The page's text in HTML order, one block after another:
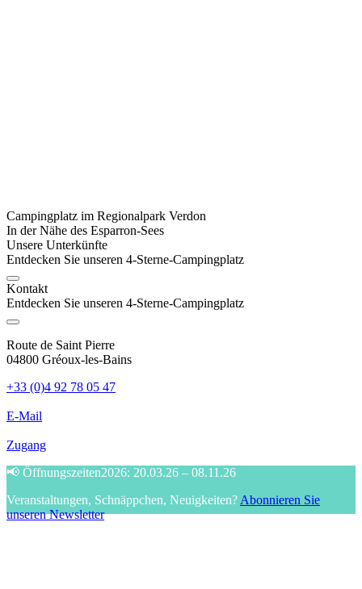
Campingplatz im Regionalpark Verdon
In der Nähe des Esparron-Sees
Unsere Unterkünfte
Entdecken Sie unseren 4-Sterne-Campingplatz
Kontakt
Entdecken Sie unseren 4-Sterne-Campingplatz
Route de Saint Pierre
04800 Gréoux-les-Bains
+33 (0)4 92 78 05 47
E-Mail
Zugang
📢 Öffnungszeiten2026: 20.03.26 – 08.11.26
Veranstaltungen, Schnäppchen, Neuigkeiten?Abonnieren Sie
unseren Newsletter